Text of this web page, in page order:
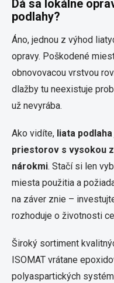
Dá sa lokálne
podlahy?
Áno, jednou z výhod
opravy. Poškodené
obnovovacou vrstvou
dlažby tu neexistuje
už nevyrába.
Ako vidíte, liata
priestorov s vysokou
nárokmi. Stačí si len
miesta použitia a
na záver znie –
rozhoduje o životnosti
Široký sortiment
ISOMAT vrátane
polyaspartických